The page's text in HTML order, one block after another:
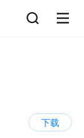
下载